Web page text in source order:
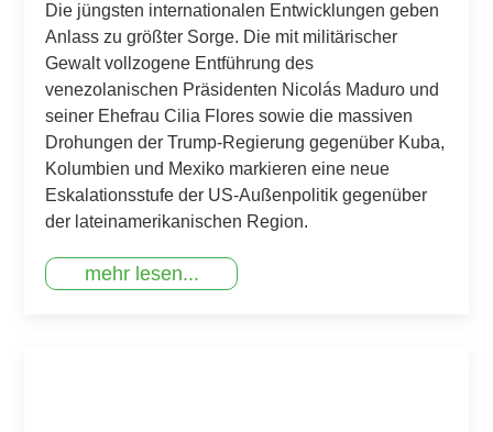
Die jüngsten internationalen Entwicklungen geben
Anlass zu größter Sorge. Die mit militärischer
Gewalt vollzogene Entführung des
venezolanischen Präsidenten Nicolás Maduro und
seiner Ehefrau Cilia Flores sowie die massiven
Drohungen der Trump-Regierung gegenüber Kuba,
Kolumbien und Mexiko markieren eine neue
Eskalationsstufe der US-Außenpolitik gegenüber
der lateinamerikanischen Region.
mehr lesen...